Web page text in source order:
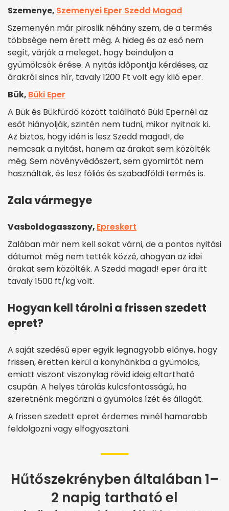
Szemenye, Szemenyei Eper Szedd Magad
Szemenyén már piroslik néhány szem, de a termés
többsége nem érett még. A hideg és az eső nem
segít, várják a meleget, hogy beinduljon a
gyümölcsök érése. A nyitás időpontja kérdéses, az
árakról sincs hír, tavaly 1200 Ft volt egy kiló eper.
Bük, Büki Eper
A Bük és Bükfürdő között található Büki Epernél az
esőt hiányolják, szintén nem tudni, mikor nyitnak ki.
Az biztos, hogy idén is lesz Szedd magad!, de
nemcsak a nyitást, hanem az árakat sem közölték
még. Sem növényvédőszert, sem gyomirtót nem
használtak, és lesz fóliás és szabadföldi termés is.
Zala vármegye
Vasboldogasszony, Epreskert
Zalában már nem kell sokat várni, de a pontos nyitási
dátumot még nem tették közzé, ahogyan az idei
árakat sem közölték. A Szedd magad! eper ára itt
tavaly 1500 ft/kg volt.
Hogyan kell tárolni a frissen szedett
epret?
A saját szedésű eper egyik legnagyobb előnye, hogy
frissen, éretten kerül a konyhánkba a gyümölcs,
emiatt viszont viszonylag rövid ideig eltartható
csupán. A helyes tárolás kulcsfontosságú, ha
szeretnénk megőrizni a gyümölcs ízét és állagát.
A frissen szedett epret érdemes minél hamarabb
feldolgozni vagy elfogyasztani.
Hűtőszekrényben általában 1–
2 napig tartható el